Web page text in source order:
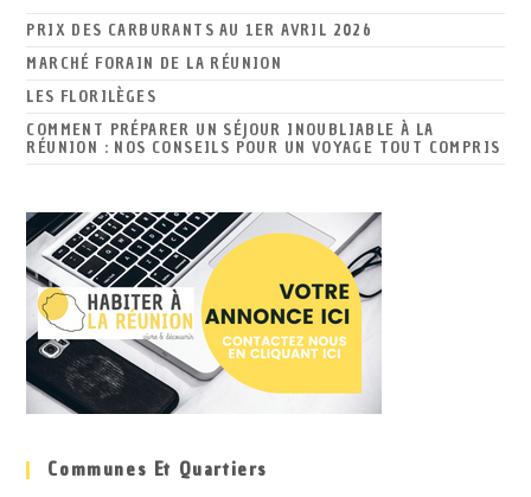
PRIX DES CARBURANTS AU 1ER AVRIL 2026
MARCHÉ FORAIN DE LA RÉUNION
LES FLORILÈGES
COMMENT PRÉPARER UN SÉJOUR INOUBLIABLE À LA
RÉUNION : NOS CONSEILS POUR UN VOYAGE TOUT COMPRIS
Communes Et Quartiers